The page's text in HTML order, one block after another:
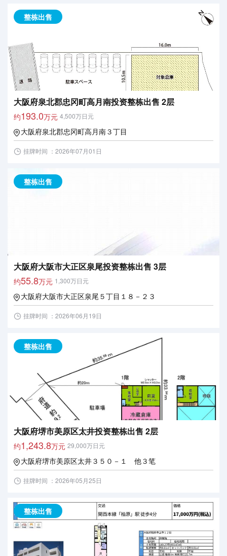
整栋出售
大阪府泉北郡忠冈町高月南投资整栋出售 2层
约193.0万元 4,500万日元
大阪府泉北郡忠冈町高月南３丁目
挂牌时间 ：2026年07月01日
整栋出售
大阪府大阪市大正区泉尾投资整栋出售 3层
约55.8万元 1,300万日元
大阪府大阪市大正区泉尾５丁目１８－２３
挂牌时间 ：2026年06月19日
整栋出售
大阪府堺市美原区太井投资整栋出售 2层
约1,243.8万元 29,000万日元
大阪府堺市美原区太井３５０－１ 他３笔
挂牌时间 ：2026年05月25日
整栋出售